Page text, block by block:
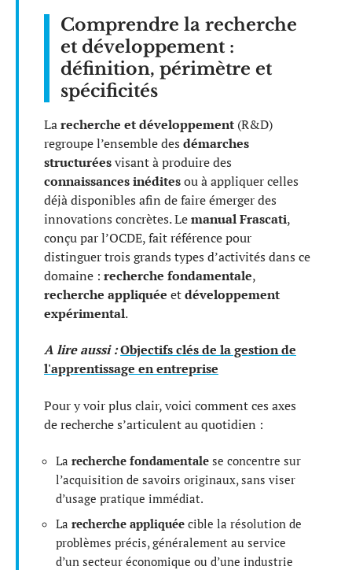
Comprendre la recherche
et développement :
définition, périmètre et
spécificités
Larecherche et développement (R&D)
regroupe l’ensemble des démarches
structuréesvisant à produire des
connaissances inéditesou à appliquer celles
déjà disponibles afin de faire émerger des
innovations concrètes. Lemanual Frascati,
conçu par l’OCDE, fait référence pour
distinguer trois grands types d’activités dans ce
domaine : recherche fondamentale,
recherche appliquée etdéveloppement
expérimental.
A lire aussi :Objectifs clés de la gestion de
l'apprentissage en entreprise
Pour y voir plus clair, voici comment ces axes
de recherche s’articulent au quotidien :
La recherche fondamentale se concentre sur
l’acquisition de savoirs originaux, sans viser
d’usage pratique immédiat.
La recherche appliquée cible la résolution de
problèmes précis, généralement au service
d’un secteur économique ou d’une industrie